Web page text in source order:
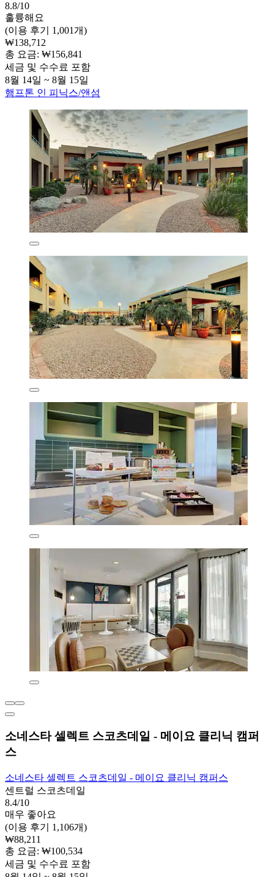
8.8/10
훌륭해요
(이용 후기 1,001개)
₩138,712
총 요금: ₩156,841
세금 및 수수료 포함
8월 14일 ~ 8월 15일
햄프톤 인 피닉스/앤섬
소네스타 셀렉트 스코츠데일 - 메이요 클리닉 캠퍼
스
소네스타 셀렉트 스코츠데일 - 메이요 클리닉 캠퍼스
센트럴 스코츠데일
8.4/10
매우 좋아요
(이용 후기 1,106개)
₩88,211
총 요금: ₩100,534
세금 및 수수료 포함